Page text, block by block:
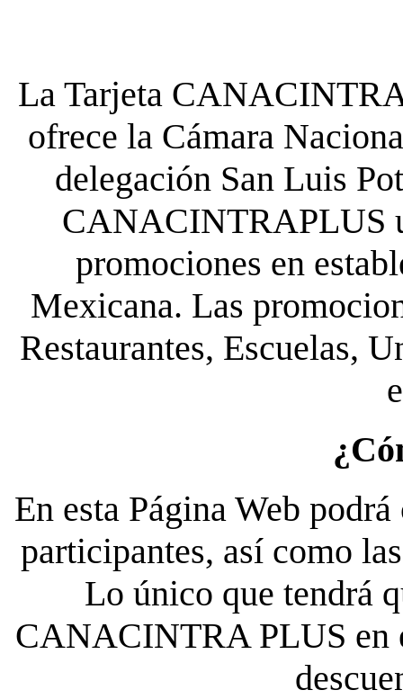
La Tarjeta
ofrece la Cámara
delegación San Luis
CANACINTRAPLUS
promociones en
Mexicana. Las
Restaurantes, Escuelas,
En esta Página Web
participantes, así como
Lo único que tendrá
CANACINTRA PLUS en